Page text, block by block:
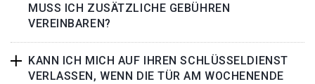
MUSS ICH ZUSÄTZLICHE GEBÜHREN
VEREINBAREN?
KANN ICH MICH AUF IHREN SCHLÜSSELDIENST
VERLASSEN, WENN DIE TÜR AM WOCHENENDE